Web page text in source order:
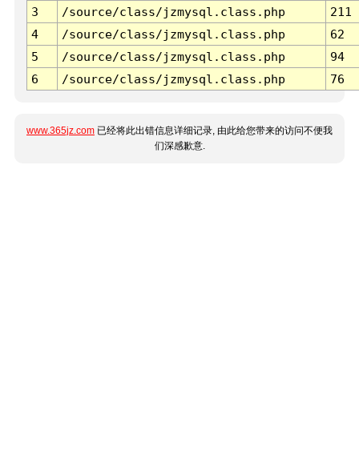
3 /source/class/jzmysql.class.php
211
4
/source/class/jzmysql.class.php
62
5
/source/class/jzmysql.class.php
94
6
/source/class/jzmysql.class.php 76
www.365jz.com 已经将此出错信息详细记录, 由此给您带来的访问不便我
们深感歉意.